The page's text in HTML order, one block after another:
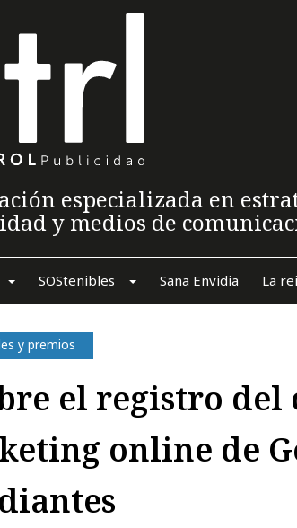
especializada en
y medios de
SOStenibles Sana Envidia La
y premios
el registro del
online de